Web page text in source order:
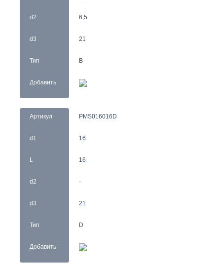
d2
d3
Тип
Добавить
6,5
21
B
Артикул
d1
L
d2
d3
Тип
Добавить
PMS016016D
16
16
-
21
D